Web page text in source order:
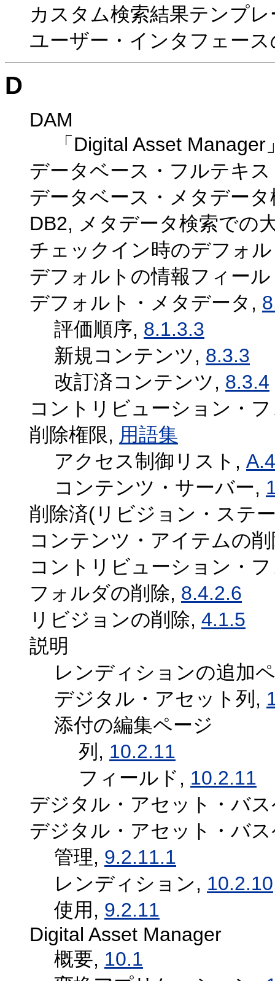
カスタム検索結果テンプ
ユーザー・インタフェー
D
DAM
「Digital Asset Manager
データベース・フルテキ
データベース・メタデー
DB2, メタデータ検索での
チェックイン時のデフォ
デフォルトの情報フィー
デフォルト・メタデータ,
評価順序, 8.1.3.3
新規コンテンツ, 8.3.3
改訂済コンテンツ, 8.3.4
コントリビューション・
削除権限, 用語集
アクセス制御リスト,
コンテンツ・サーバー,
削除済(リビジョン・ステ
コンテンツ・アイテムの
コントリビューション・
フォルダの削除, 8.4.2.6
リビジョンの削除, 4.1.5
説明
レンディションの追加
デジタル・アセット列,
添付の編集ページ
列, 10.2.11
フィールド, 10.2.11
デジタル・アセット・バ
デジタル・アセット・バ
管理, 9.2.11.1
レンディション, 10.2.10
使用, 9.2.11
Digital Asset Manager
概要, 10.1